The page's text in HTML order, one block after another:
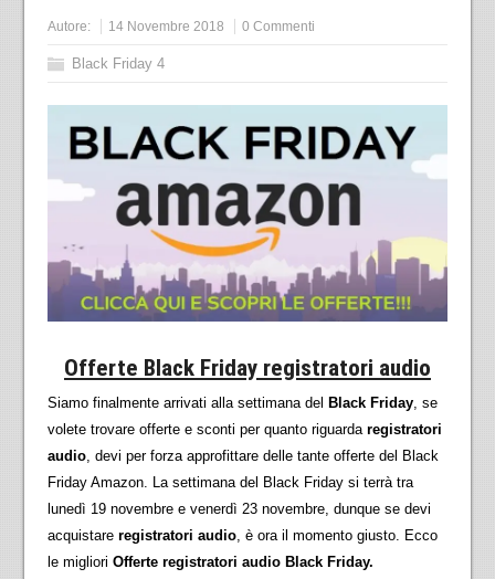
Autore: 14 Novembre 2018 0 Commenti
Black Friday 4
Offerte Black Friday registratori audio
Siamo finalmente arrivati alla settimana del Black Friday, se
volete trovare offerte e sconti per quanto riguarda registratori
audio, devi per forza approfittare delle tante offerte del Black
Friday Amazon. La settimana del Black Friday si terrà tra
lunedì 19 novembre e venerdì 23 novembre, dunque se devi
acquistare registratori audio, è ora il momento giusto. Ecco
le migliori Offerte registratori audio Black Friday.